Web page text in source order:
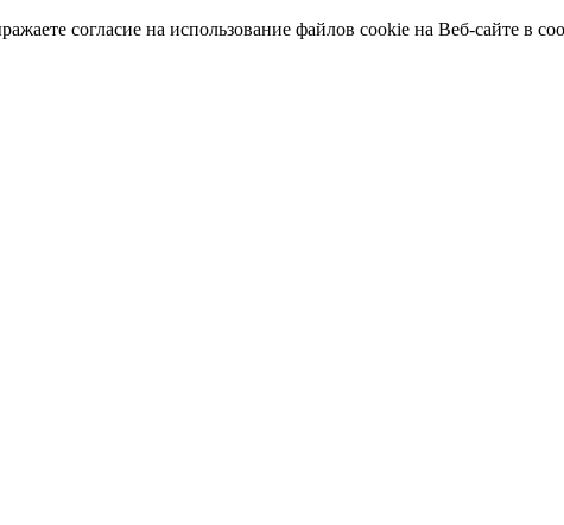
согласие на использование файлов cookie на Веб-сайте в